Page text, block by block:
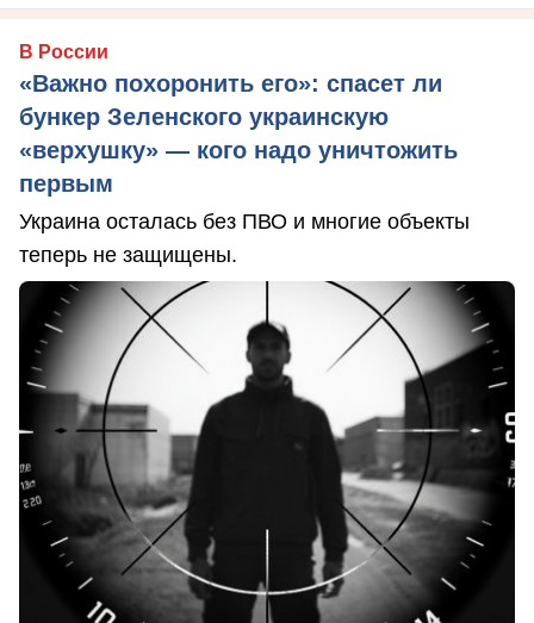
В России
«Важно похоронить его»: спасет ли
бункер Зеленского украинскую
«верхушку» — кого надо уничтожить
первым
Украина осталась без ПВО и многие объекты
теперь не защищены.